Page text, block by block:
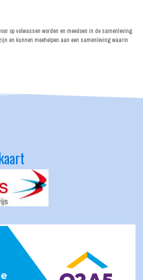
op volwassen worden en meedoen in de samenleving.
en kunnen meehelpen aan een samenleving waarin